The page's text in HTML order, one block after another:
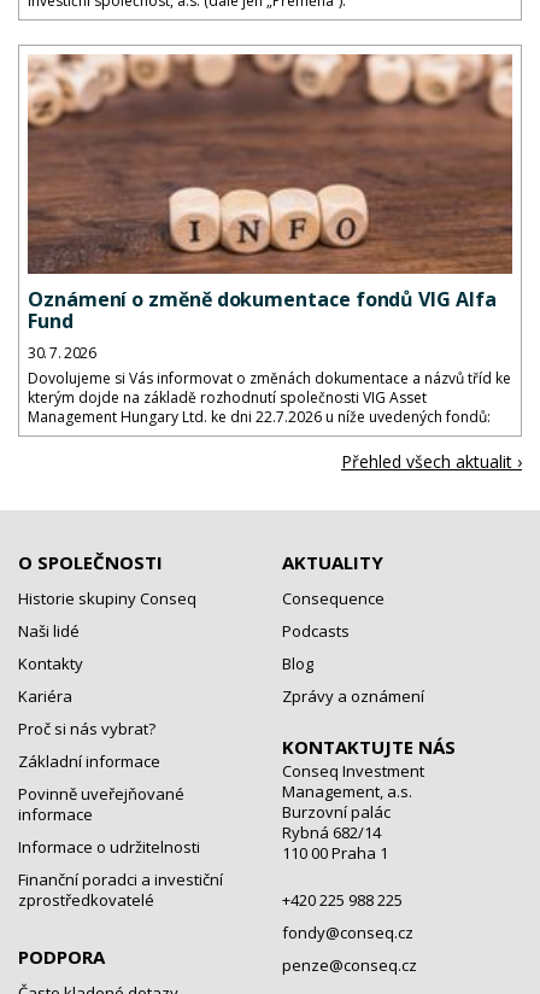
Oznámení o změně dokumentace fondů VIG Alfa
Fund
30. 7. 2026
Dovolujeme si Vás informovat o změnách dokumentace a názvů tříd ke
kterým dojde na základě rozhodnutí společnosti VIG Asset
Management Hungary Ltd. ke dni 22.7.2026 u níže uvedených fondů:
Přehled všech aktualit ›
O SPOLEČNOSTI
Historie skupiny Conseq
Naši lidé
Kontakty
Kariéra
Proč si nás vybrat?
Základní informace
Povinně uveřejňované
informace
Informace o udržitelnosti
Finanční poradci a investiční
zprostředkovatelé
PODPORA
AKTUALITY
Consequence
Podcasts
Blog
Zprávy a oznámení
KONTAKTUJTE NÁS
Conseq Investment
Management, a.s.
Burzovní palác
Rybná 682/14
110 00 Praha 1
+420 225 988 225
fondy@conseq.cz
penze@conseq.cz